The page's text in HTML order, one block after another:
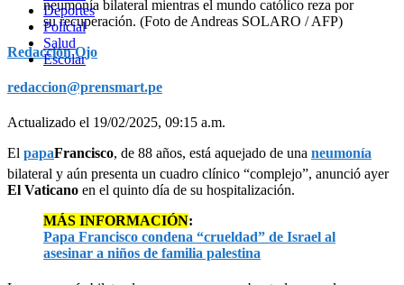
Deportes
Policial
Salud
Escolar
neumonía bilateral mientras el mundo católico reza por
su recuperación. (Foto de Andreas SOLARO / AFP)
Redacción Ojo
redaccion@prensmart.pe
Actualizado el 19/02/2025, 09:15 a.m.
El papaFrancisco, de 88 años, está aquejado de una neumonía
bilateral y aún presenta un cuadro clínico “complejo”, anunció ayer
El Vaticano en el quinto día de su hospitalización.
MÁS INFORMACIÓN:
Papa Francisco condena “crueldad” de Israel al
asesinar a niños de familia palestina